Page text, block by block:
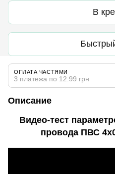
В
ОПЛАТА ЧАСТЯМИ
3 платежа по 12.99 грн
Описание
Видео-тест
провода ПВС